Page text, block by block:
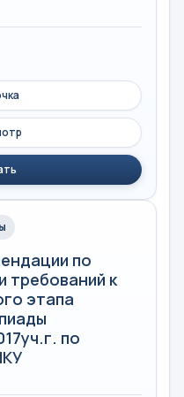
по
требований к
этапа
по